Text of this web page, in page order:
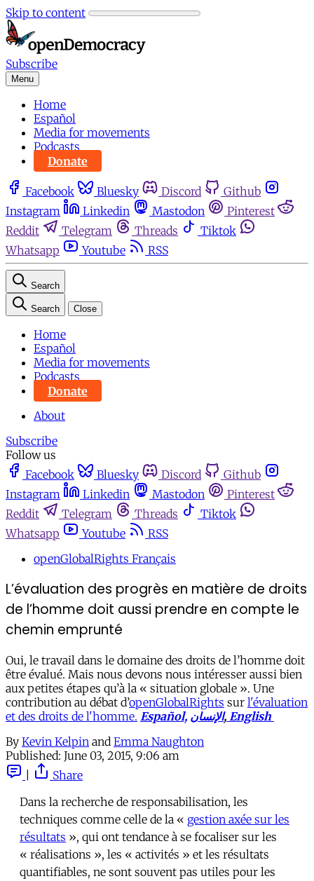
Skip to content
Subscribe
Menu
Home
Español
Media for movements
Podcasts
Donate
Facebook Bluesky Discord
Github
Instagram
Linkedin Mastodon
Pinterest
Reddit
Telegram Threads
Tiktok
Whatsapp
Youtube RSS
Search
Search Close
Home
Español
Media for movements
Podcasts
Donate
About
Subscribe
Follow us
Facebook
Bluesky Discord
Github
Instagram
Linkedin Mastodon
Pinterest
Reddit
Telegram Threads
Tiktok
Whatsapp
Youtube
RSS
openGlobalRights Français
L’évaluation des progrès en matière de droits
de l’homme doit aussi prendre en compte le
chemin emprunté
Oui, le travail dans le domaine des droits de l’homme doit
être évalué. Mais nous devons nous intéresser aussi bien
aux petites étapes qu’à la « situation globale ». Une
contribution au débat d’openGlobalRights sur l'évaluation
et des droits de l'homme. Español, الإنسان, English
By Kevin Kelpin and Emma Naughton
Published: June 03, 2015, 9:06 am
Share
Dans la recherche de responsabilisation, les
techniques comme celle de la « gestion axée sur les
résultats », qui ont tendance à se focaliser sur les
« réalisations », les « activités » et les résultats
quantifiables, ne sont souvent pas utiles pour les